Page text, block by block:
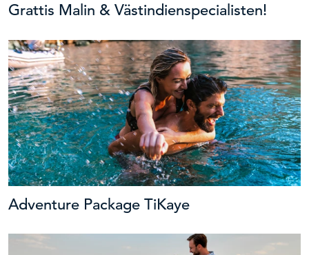
Grattis Malin & Västindienspecialisten!
Adventure Package TiKaye